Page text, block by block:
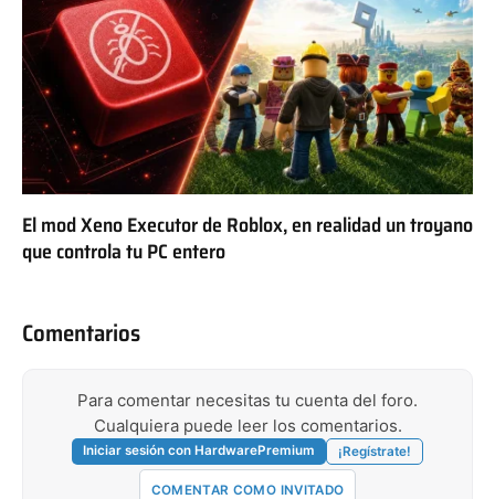
El mod Xeno Executor de Roblox, en realidad un troyano
que controla tu PC entero
Comentarios
Para comentar necesitas tu cuenta del foro.
Cualquiera puede leer los comentarios.
Iniciar sesión con HardwarePremium ¡Regístrate!
COMENTAR COMO INVITADO